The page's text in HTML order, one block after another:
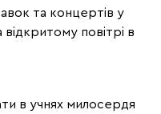
та концертів у
відкритому повітрі в
в учнях милосердя